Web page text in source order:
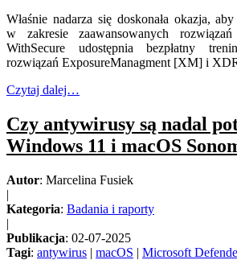
Właśnie nadarza się doskonała okazja,
w zakresie zaawansowanych rozwiązań
WithSecure udostępnia bezpłatny
rozwiązań ExposureManagment [XM] i
Czytaj dalej…
Czy antywirusy są nadal
Windows 11 i macOS
Autor: Marcelina Fusiek
|
Kategoria: Badania i raporty
|
Publikacja: 02-07-2025
Tagi: antywirus | macOS | Microsoft